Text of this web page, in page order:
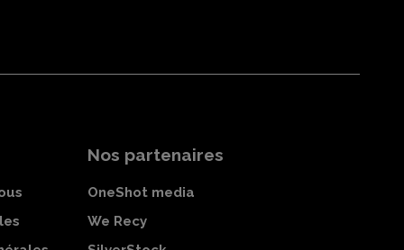
Nos partenaires
OneShot media
We Recy